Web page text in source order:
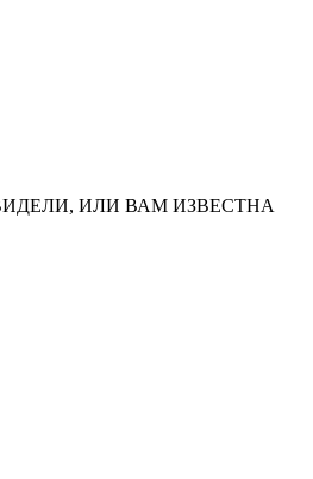
ИЛИ ВАМ ИЗВЕСТНА